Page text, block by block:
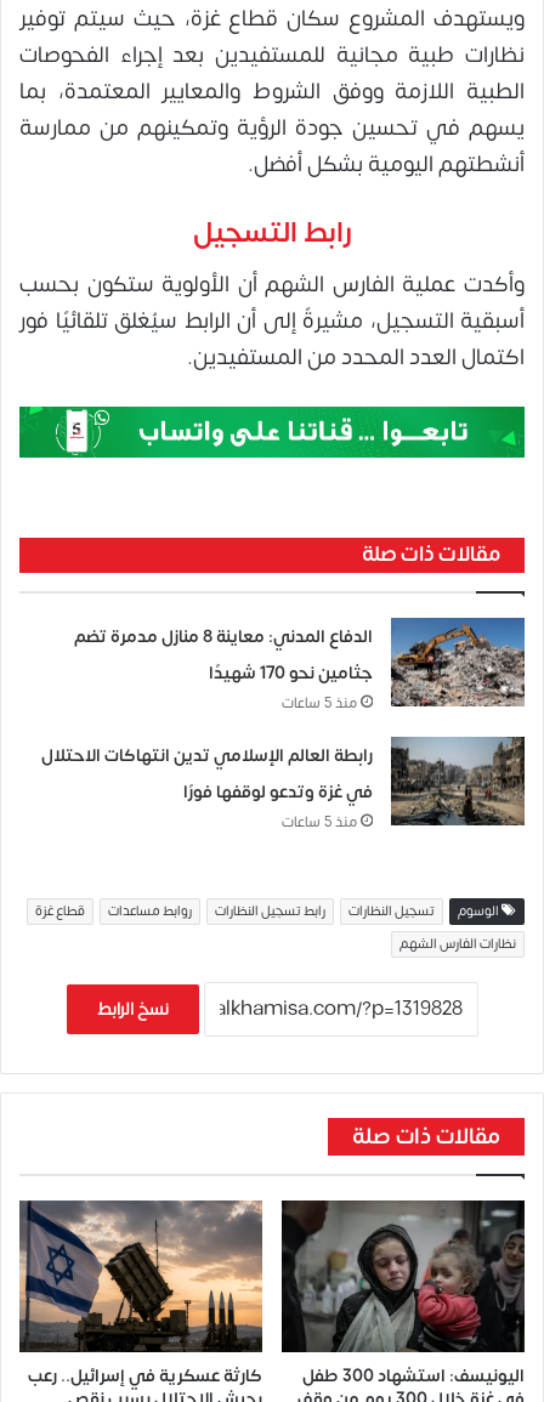
ويستهدف المشروع سكان قطاع غزة، حيث سيتم توفير
نظارات طبية مجانية للمستفيدين بعد إجراء الفحوصات
الطبية اللازمة ووفق الشروط والمعايير المعتمدة، بما
يسهم في تحسين جودة الرؤية وتمكينهم من ممارسة
أنشطتهم اليومية بشكل أفضل.
رابط التسجيل
وأكدت عملية الفارس الشهم أن الأولوية ستكون بحسب
أسبقية التسجيل، مشيرةً إلى أن الرابط سيُغلق تلقائيًا فور
اكتمال العدد المحدد من المستفيدين.
مقالات ذات صلة
الدفاع المدني: معاينة 8 منازل مدمرة تضم
جثامين نحو 170 شهيدًا
منذ 5 ساعات
رابطة العالم الإسلامي تدين انتهاكات الاحتلال
في غزة وتدعو لوقفها فورًا
منذ 5 ساعات
الوسوم تسجيل النظارات رابط تسجيل النظارات روابط مساعدات
قطاع غزة
نظارات الفارس الشهم
نسخ الرابط
مقالات ذات صلة
اليونيسف: استشهاد 300 طفل
كارثة عسكرية في إسرائيل.. رعب